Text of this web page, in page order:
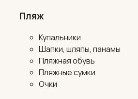
Пляж
Купальники
Шапки, шляпы, панамы
Пляжная обувь
Пляжные сумки
Очки